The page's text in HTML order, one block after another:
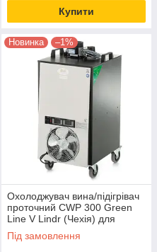
Купити
Новинка –1%
Охолоджувач вина/підігрівач
проточний CWP 300 Green
Line V Lindr (Чехія) для
виноробства та виробництва
сидру
Під замовлення